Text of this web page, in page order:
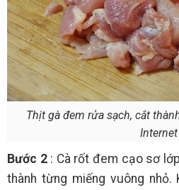
Thịt gà đem rửa sạch, cắt
Internet
Bước 2: Cà rốt đem cạo sơ
thành từng miếng vuông